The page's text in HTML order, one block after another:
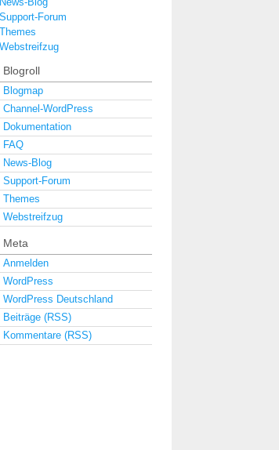
Support-Forum
Themes
Webstreifzug
Blogroll
Blogmap
Channel-WordPress
Dokumentation
FAQ
News-Blog
Support-Forum
Themes
Webstreifzug
Meta
Anmelden
WordPress
WordPress Deutschland
Beiträge (RSS)
Kommentare (RSS)